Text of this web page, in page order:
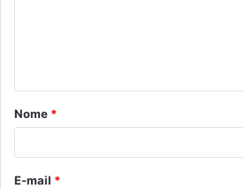
Nome *
E-mail *